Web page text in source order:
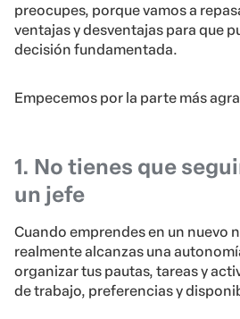
preocupes, porque vamos a
ventajas y desventajas para que
decisión fundamentada.
Empecemos por la parte más
1. No tienes que
un jefe
Cuando emprendes en un nuevo
realmente alcanzas una
organizar tus pautas, tareas y
de trabajo, preferencias y